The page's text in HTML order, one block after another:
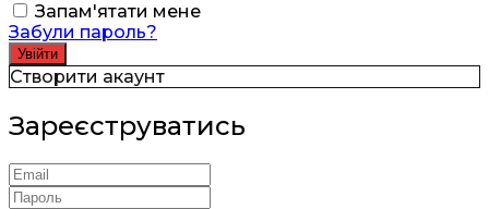
Запам'ятати мене
Забули пароль?
Створити акаунт
Зареєструватись